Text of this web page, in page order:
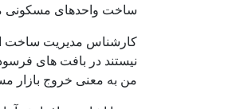
ساخت واحدهای مسکونی
نیستند در بافت های
من به معنی خروج بازار